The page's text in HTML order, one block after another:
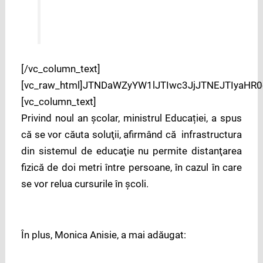
[/vc_column_text]
[vc_column_text]
Privind noul an școlar, ministrul Educației, a spus
că se vor căuta soluţii, afirmând că infrastructura
din sistemul de educaţie nu permite distanţarea
fizică de doi metri între persoane, în cazul în care
se vor relua cursurile în şcoli.
În plus, Monica Anisie, a mai adăugat: